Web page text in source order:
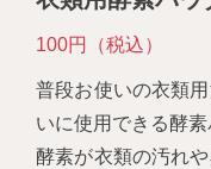
100円（税込）
普段お使いの衣類
いに使用できる酵素
酵素が衣類の汚れ